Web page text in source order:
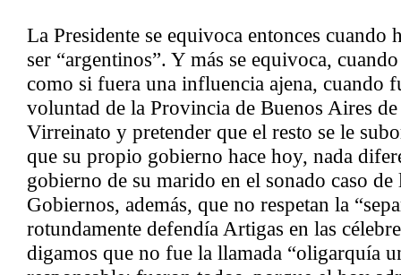
La Presidente se equivoca entonces cuando
ser “argentinos”. Y más se equivoca,
como si fuera una influencia ajena, cuando
voluntad de la Provincia de Buenos Aires
Virreinato y pretender que el resto se le
que su propio gobierno hace hoy, nada
gobierno de su marido en el sonado caso de
Gobiernos, además, que no respetan la
rotundamente defendía Artigas en las
digamos que no fue la llamada “oligarquía